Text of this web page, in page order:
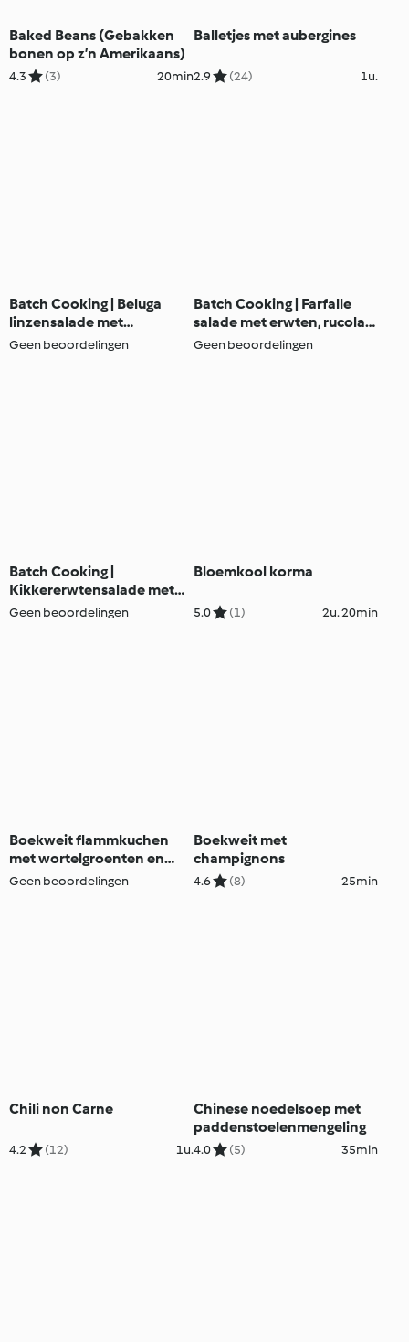
Baked Beans (Gebakken
bonen op z’n Amerikaans)
4.3 (3) 20min
Balletjes met aubergines
2.9 (24) 1u.
Batch Cooking | Beluga
linzensalade met
frambozendressing en tofu
Geen beoordelingen
Batch Cooking | Farfalle
salade met erwten, rucola
en pijnboompitten & fruit
Geen beoordelingen
Batch Cooking |
Kikkererwtensalade met
wortelen en
Geen beoordelingen
Bloemkool korma
5.0 (1) 2u. 20min
Boekweit flammkuchen
met wortelgroenten en
gorgonzola met
Geen beoordelingen
Boekweit met
champignons
4.6 (8) 25min
Chili non Carne
4.2 (12) 1u.
Chinese noedelsoep met
paddenstoelenmengeling
4.0 (5) 35min